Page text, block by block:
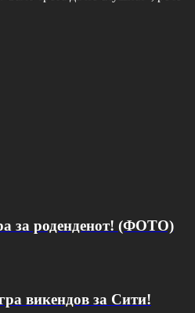
за роденденот! (ФОТО)
викендов за Сити!